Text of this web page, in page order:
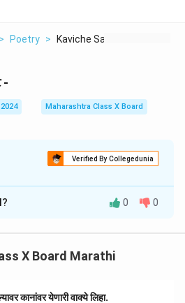
> Poetry > Kaviche Sarvasv Asal...
-
Maharashtra Class X Board
Verified By Collegedunia
आहे. 0 0
X Board Marathi
कानांवर येणारी वाक्ये लिहा.